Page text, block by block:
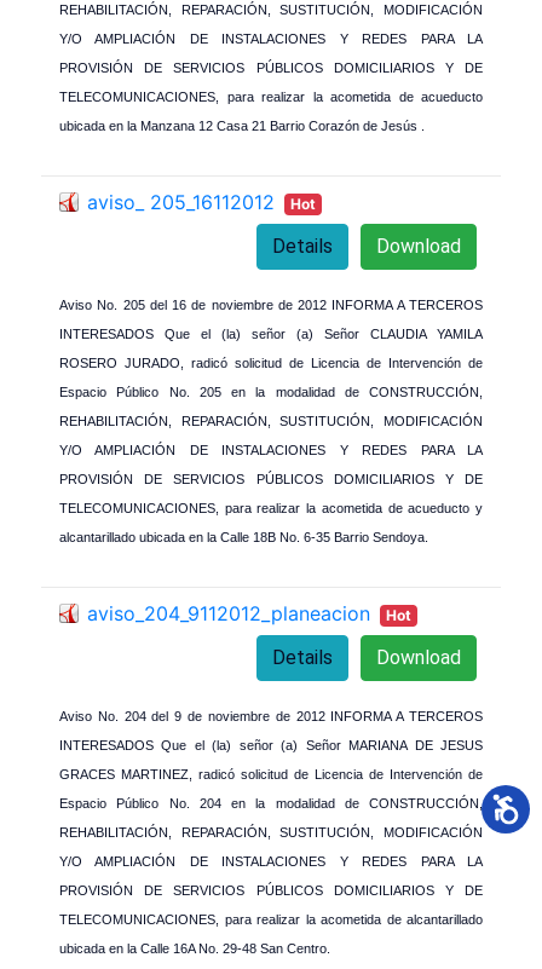
REHABILITACIÓN, REPARACIÓN, SUSTITUCIÓN, MODIFICACIÓN
Y/O AMPLIACIÓN DE INSTALACIONES Y REDES PARA LA
PROVISIÓN DE SERVICIOS PÚBLICOS DOMICILIARIOS Y DE
TELECOMUNICACIONES, para realizar la acometida de acueducto
ubicada en la Manzana 12 Casa 21 Barrio Corazón de Jesús .
aviso_ 205_16112012 Hot
Download
Details
Aviso No. 205 del 16 de noviembre de 2012 INFORMA A TERCEROS
INTERESADOS Que el (la) señor (a) Señor CLAUDIA YAMILA
ROSERO JURADO, radicó solicitud de Licencia de Intervención de
Espacio Público No. 205 en la modalidad de CONSTRUCCIÓN,
REHABILITACIÓN, REPARACIÓN, SUSTITUCIÓN, MODIFICACIÓN
Y/O AMPLIACIÓN DE INSTALACIONES Y REDES PARA LA
PROVISIÓN DE SERVICIOS PÚBLICOS DOMICILIARIOS Y DE
TELECOMUNICACIONES, para realizar la acometida de acueducto y
alcantarillado ubicada en la Calle 18B No. 6-35 Barrio Sendoya.
aviso_204_9112012_planeacion Hot
Download
Details
Aviso No. 204 del 9 de noviembre de 2012 INFORMA A TERCEROS
INTERESADOS Que el (la) señor (a) Señor MARIANA DE JESUS
GRACES MARTINEZ, radicó solicitud de Licencia de Intervención de
Espacio Público No. 204 en la modalidad de CONSTRUCCIÓN,
REHABILITACIÓN, REPARACIÓN, SUSTITUCIÓN, MODIFICACIÓN
Y/O AMPLIACIÓN DE INSTALACIONES Y REDES PARA LA
PROVISIÓN DE SERVICIOS PÚBLICOS DOMICILIARIOS Y DE
TELECOMUNICACIONES, para realizar la acometida de alcantarillado
ubicada en la Calle 16A No. 29-48 San Centro.